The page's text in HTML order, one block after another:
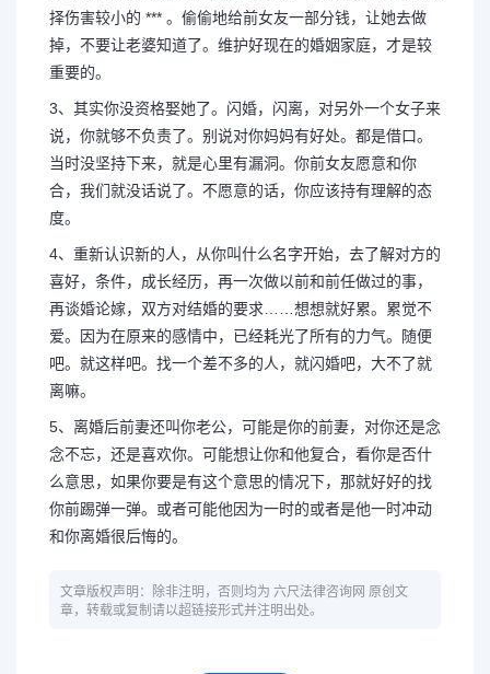
择伤害较小的 *** 。偷偷地给前女友一部分钱，让她去做
掉，不要让老婆知道了。维护好现在的婚姻家庭，才是较
重要的。
3、其实你没资格娶她了。闪婚，闪离，对另外一个女子来
说，你就够不负责了。别说对你妈妈有好处。都是借口。
当时没坚持下来，就是心里有漏洞。你前女友愿意和你
合，我们就没话说了。不愿意的话，你应该持有理解的态
度。
4、重新认识新的人，从你叫什么名字开始，去了解对方的
喜好，条件，成长经历，再一次做以前和前任做过的事，
再谈婚论嫁，双方对结婚的要求……想想就好累。累觉不
爱。因为在原来的感情中，已经耗光了所有的力气。随便
吧。就这样吧。找一个差不多的人，就闪婚吧，大不了就
离嘛。
5、离婚后前妻还叫你老公，可能是你的前妻，对你还是念
念不忘，还是喜欢你。可能想让你和他复合，看你是否什
么意思，如果你要是有这个意思的情况下，那就好好的找
你前踢弹一弹。或者可能他因为一时的或者是他一时冲动
和你离婚很后悔的。
文章版权声明：除非注明，否则均为 六尺法律咨询网 原创文
章，转载或复制请以超链接形式并注明出处。